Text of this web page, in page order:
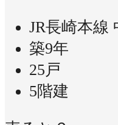
JR長崎本線
築9年
25戸
5階建